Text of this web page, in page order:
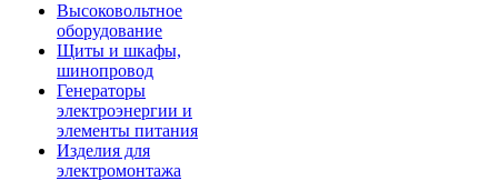
Высоковольтное
оборудование
Щиты и шкафы,
шинопровод
Генераторы
электроэнергии и
элементы питания
Изделия для
электромонтажа